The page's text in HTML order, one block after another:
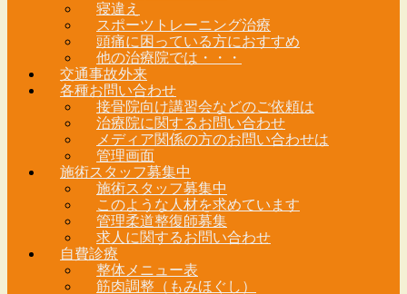
寝違え
スポーツトレーニング治療
頭痛に困っている方におすすめ
他の治療院では・・・
交通事故外来
各種お問い合わせ
接骨院向け講習会などのご依頼は
治療院に関するお問い合わせ
メディア関係の方のお問い合わせは
管理画面
施術スタッフ募集中
施術スタッフ募集中
このような人材を求めています
管理柔道整復師募集
求人に関するお問い合わせ
自費診療
整体メニュー表
筋肉調整（もみほぐし）